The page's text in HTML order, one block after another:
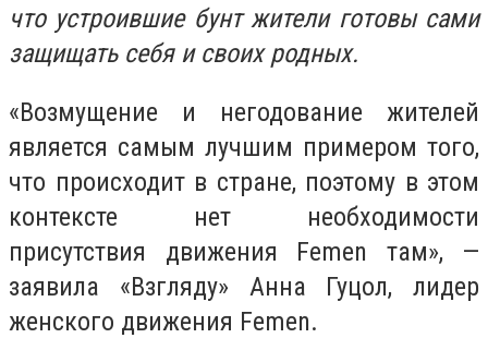
что устроившие бунт жители готовы сами
защищать себя и своих родных.
«Возмущение и негодование жителей
является самым лучшим примером того,
что происходит в стране, поэтому в этом
контексте нет необходимости
присутствия движения Femen там», —
заявила «Взгляду» Анна Гуцол, лидер
женского движения Femen.